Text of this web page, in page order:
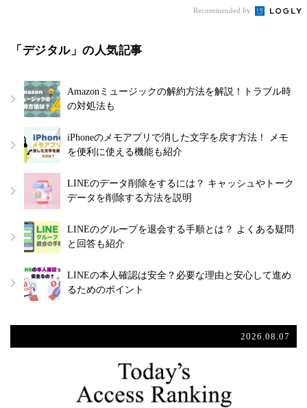
Recommended by
「デジタル」の人気記事
Amazonミュージックの解約方法を解説！トラブル時
の対処法も
iPhoneのメモアプリで消した文字を戻す方法！ メモ
を便利に使える機能も紹介
LINEのデータ削除をするには？ キャッシュやトーク
データを削除する方法を説明
LINEのグループを退会する手順とは？ よくある疑問
と回答も紹介
LINEの本人確認は安全？必要な理由と安心して進め
るためのポイント
2026.08.07